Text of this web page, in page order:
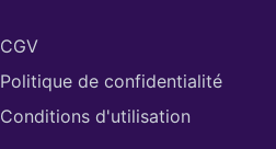
CGV
Politique de confidentialité
Conditions d'utilisation​